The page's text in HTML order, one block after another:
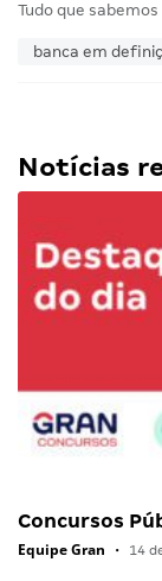
Tudo que
banca em
Notícias
Concursos
Equipe Gran • 14